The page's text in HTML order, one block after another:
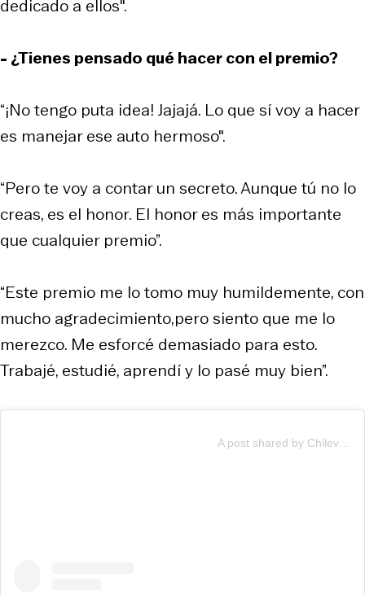
dedicado a ellos".
- ¿Tienes pensado qué hacer con el premio?
“¡No tengo puta idea! Jajajá. Lo que sí voy a hacer
es manejar ese auto hermoso".
“Pero te voy a contar un secreto. Aunque tú no lo
creas, es el honor. El honor es más importante
que cualquier premio”.
“Este premio me lo tomo muy humildemente, con
mucho agradecimiento,pero siento que me lo
merezco. Me esforcé demasiado para esto.
Trabajé, estudié, aprendí y lo pasé muy bien”.